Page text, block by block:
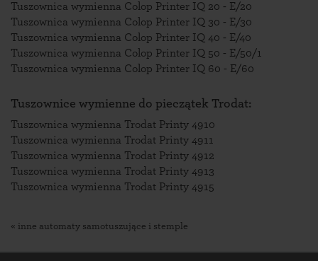
Tuszownica wymienna Colop Printer IQ 20 - E/20
Tuszownica wymienna Colop Printer IQ 30 - E/30
Tuszownica wymienna Colop Printer IQ 40 - E/40
Tuszownica wymienna Colop Printer IQ 50 - E/50/1
Tuszownica wymienna Colop Printer IQ 60 - E/60
Tuszownice wymienne do pieczątek Trodat:
Tuszownica wymienna Trodat Printy 4910
Tuszownica wymienna Trodat Printy 4911
Tuszownica wymienna Trodat Printy 4912
Tuszownica wymienna Trodat Printy 4913
Tuszownica wymienna Trodat Printy 4915
« inne automaty samotuszujące i stemple